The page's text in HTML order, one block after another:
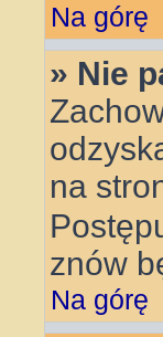
Na górę
» Nie
na
znów
Na górę